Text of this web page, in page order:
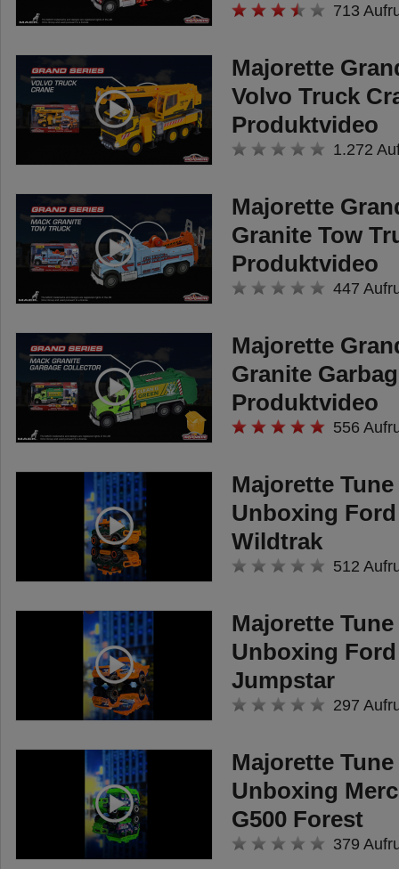
713
Majorette
Volvo Truck
Produktvideo
1.272
Majorette
Granite Tow
Produktvideo
447
Majorette
Granite
Produktvideo
556
Majorette
Unboxing
Wildtrak
512
Majorette
Unboxing
Jumpstar
297
Majorette
Unboxing
G500 Forest
379